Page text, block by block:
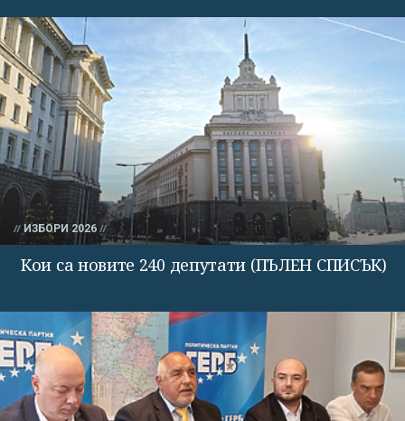
ИЗБОРИ 2026
Кои са новите 240 депутати (ПЪЛЕН СПИСЪК)